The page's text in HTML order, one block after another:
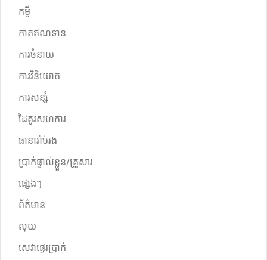
កម្ចី
កាតឥណទាន
ការចំនាយ
ការវិនិយោគ
ការសន្សំ
ដៃគូរសហការ
ធានារ៉ាប់រង
ប្រាក់ផ្ទាល់ខ្លួន/គ្រួសារ
ផ្សេងៗ
ព័ត៌មាន
លុយ
សេវាផ្ទេរប្រាក់